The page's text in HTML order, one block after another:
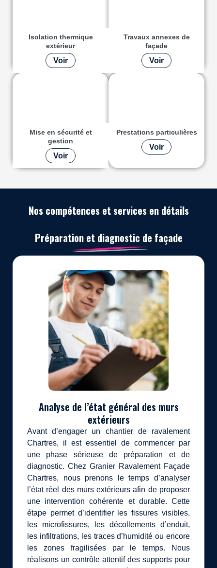
Isolation thermique
extérieur
Voir
Travaux annexes de
façade
Voir
Mise en sécurité et
gestion
Voir
Prestations particulières
Voir
Nos compétences et services en détails
Préparation et diagnostic de façade
Analyse de l’état général des murs
extérieurs
Avant d’engager un chantier de ravalement
Chartres, il est essentiel de commencer par
une phase sérieuse de préparation et de
diagnostic. Chez Granier Ravalement Façade
Chartres, nous prenons le temps d’analyser
l’état réel des murs extérieurs afin de proposer
une intervention cohérente et durable. Cette
étape permet d’identifier les fissures visibles,
les microfissures, les décollements d’enduit,
les infiltrations, les traces d’humidité ou encore
les zones fragilisées par le temps. Nous
réalisons un contrôle attentif des supports pour